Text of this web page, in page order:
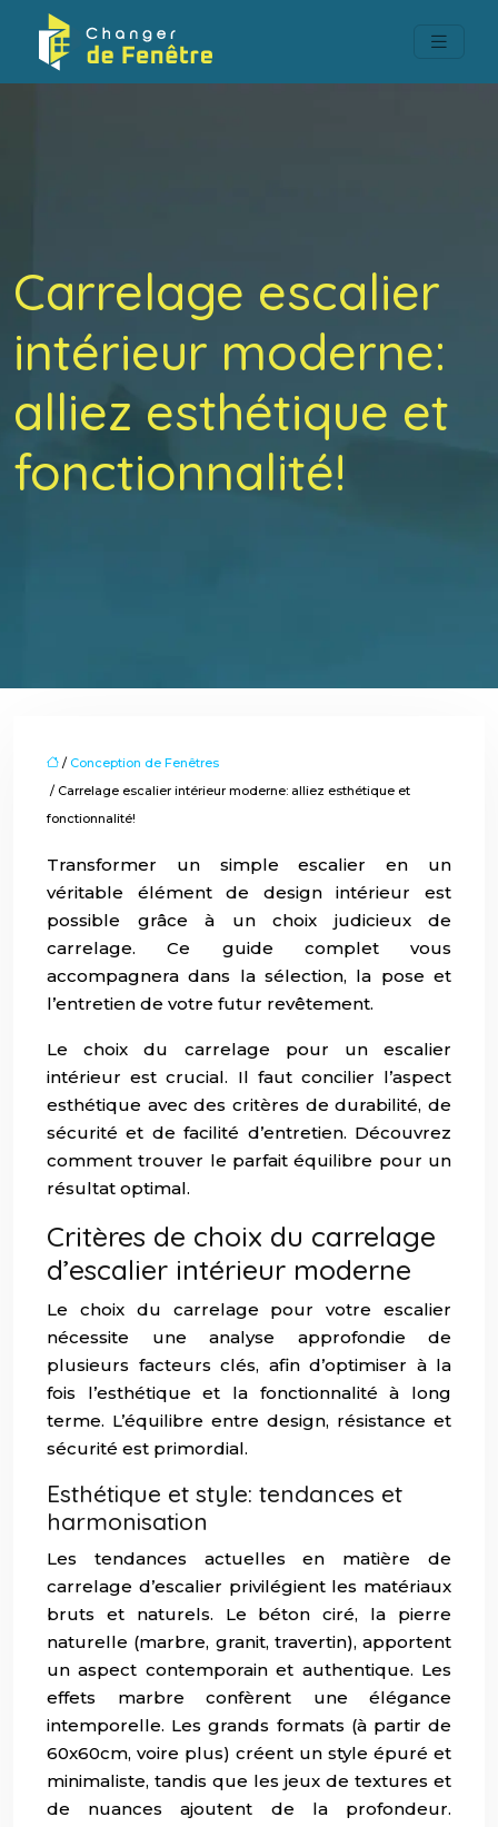
Carrelage escalier
intérieur moderne:
alliez esthétique et
fonctionnalité!
/ Conception de Fenêtres
/ Carrelage escalier intérieur moderne: alliez esthétique et
fonctionnalité!
Transformer un simple escalier en un
véritable élément de design intérieur est
possible grâce à un choix judicieux de
carrelage. Ce guide complet vous
accompagnera dans la sélection, la pose et
l’entretien de votre futur revêtement.
Le choix du carrelage pour un escalier
intérieur est crucial. Il faut concilier l’aspect
esthétique avec des critères de durabilité, de
sécurité et de facilité d’entretien. Découvrez
comment trouver le parfait équilibre pour un
résultat optimal.
Critères de choix du carrelage
d’escalier intérieur moderne
Le choix du carrelage pour votre escalier
nécessite une analyse approfondie de
plusieurs facteurs clés, afin d’optimiser à la
fois l’esthétique et la fonctionnalité à long
terme. L’équilibre entre design, résistance et
sécurité est primordial.
Esthétique et style: tendances et
harmonisation
Les tendances actuelles en matière de
carrelage d’escalier privilégient les matériaux
bruts et naturels. Le béton ciré, la pierre
naturelle (marbre, granit, travertin), apportent
un aspect contemporain et authentique. Les
effets marbre confèrent une élégance
intemporelle. Les grands formats (à partir de
60x60cm, voire plus) créent un style épuré et
minimaliste, tandis que les jeux de textures et
de nuances ajoutent de la profondeur.